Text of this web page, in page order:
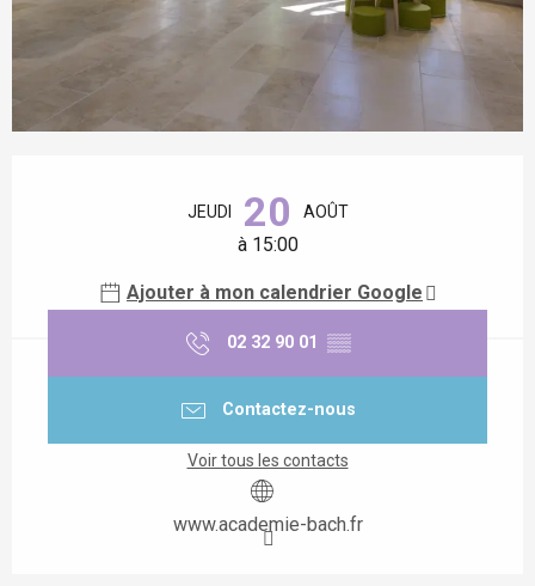
JEUDI 20 AOÛT
à 15:00
Ajouter à mon calendrier Google
02 32 90 01 ▒▒
Contactez-nous
Voir tous les contacts
www.academie-bach.fr